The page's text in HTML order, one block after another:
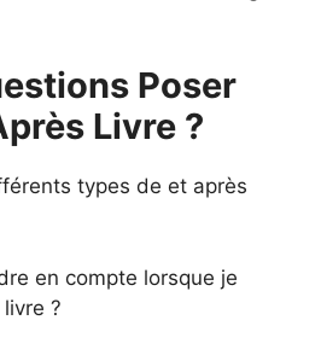
Poser
Livre ?
types de et après
en compte lorsque je
?